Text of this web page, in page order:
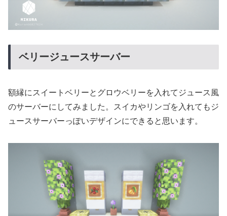
ベリージュースサーバー
額縁にスイートベリーとグロウベリーを入れてジュース風
のサーバーにしてみました。スイカやリンゴを入れてもジ
ュースサーバーっぽいデザインにできると思います。